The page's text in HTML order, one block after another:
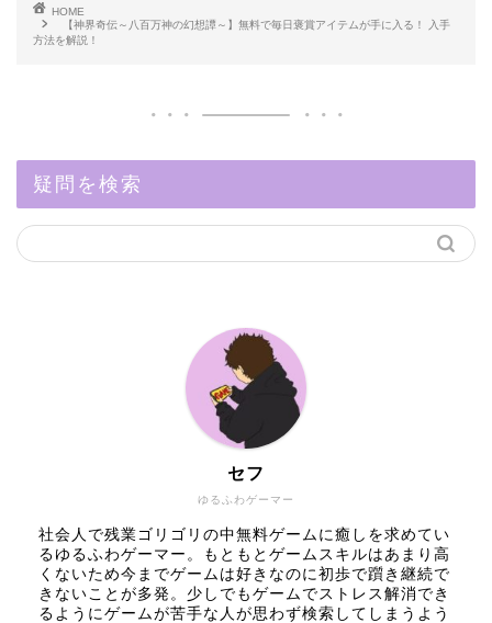
HOME
【神界奇伝～八百万神の幻想譚～】無料で毎日褒賞アイテムが手に入る！ 入手
方法を解説！
疑問を検索
ゆるふわゲーマー
セフ
社会人で残業ゴリゴリの中無料ゲームに癒しを求めてい
るゆるふわゲーマー。もともとゲームスキルはあまり高
くないため今までゲームは好きなのに初歩で躓き継続で
きないことが多発。少しでもゲームでストレス解消でき
るようにゲームが苦手な人が思わず検索してしまうよう